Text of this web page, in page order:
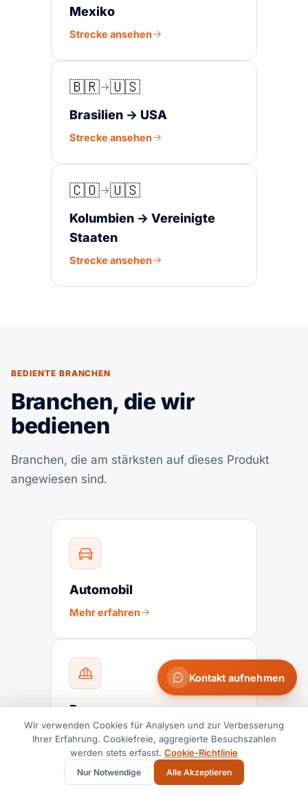
Mexiko
Strecke ansehen
🇧🇷 🇺🇸
Brasilien → USA
Strecke ansehen
🇨🇴 🇺🇸
Kolumbien → Vereinigte
Staaten
Strecke ansehen
BEDIENTE BRANCHEN
Branchen, die wir
bedienen
Branchen, die am stärksten auf dieses Produkt
angewiesen sind.
Automobil
Mehr erfahren
Bau
Mehr erfahren
Kontakt aufnehmen
Wir verwenden Cookies für Analysen und zur Verbesserung
Ihrer Erfahrung. Cookiefreie, aggregierte Besuchszahlen
werden stets erfasst. Cookie-Richtlinie
Nur Notwendige Alle Akzeptieren